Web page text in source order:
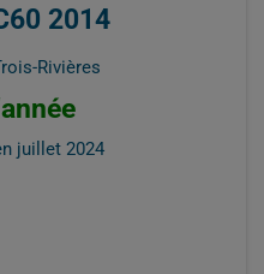
2014
Rivières
juillet 2024